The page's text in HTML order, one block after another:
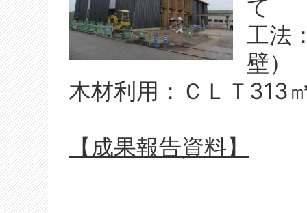
て
工法
壁）
木材利用：ＣＬＴ313
【成果報告資料】